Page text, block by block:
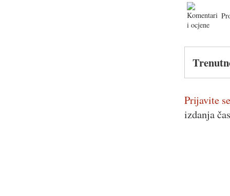
Prijavite
izdanja